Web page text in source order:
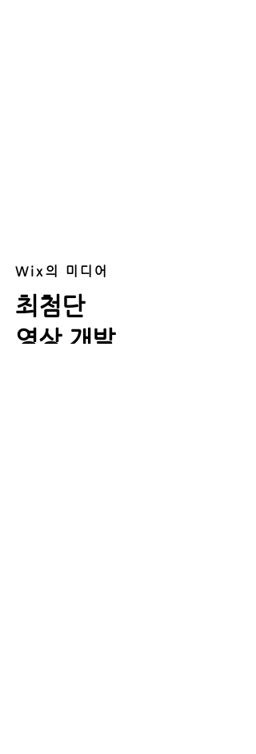
Wix의 미디어
최첨단
영상 개발